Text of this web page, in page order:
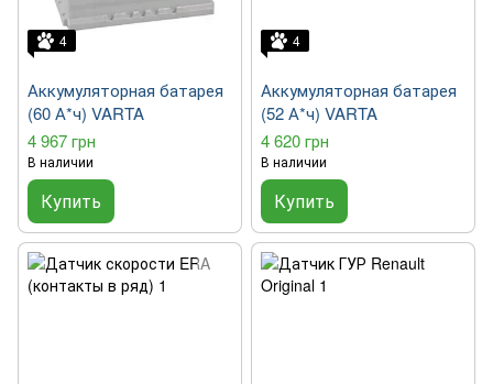
4
Аккумуляторная батарея
(60 А*ч) VARTA
4 967 грн
В наличии
Купить
4
Аккумуляторная батарея
(52 А*ч) VARTA
4 620 грн
В наличии
Купить